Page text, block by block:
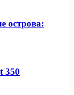
острова:
350